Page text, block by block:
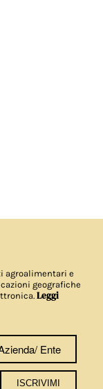
agroalimentari e
geografiche
Leggi